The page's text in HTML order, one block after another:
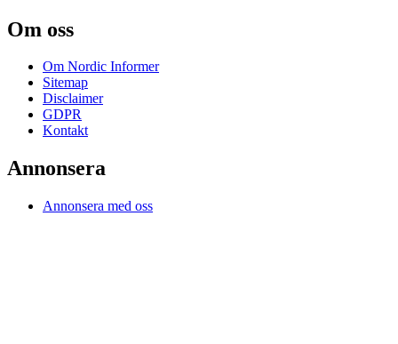
Om oss
Om Nordic Informer
Sitemap
Disclaimer
GDPR
Kontakt
Annonsera
Annonsera med oss